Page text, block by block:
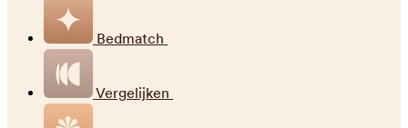
Bedmatch
Vergelijken